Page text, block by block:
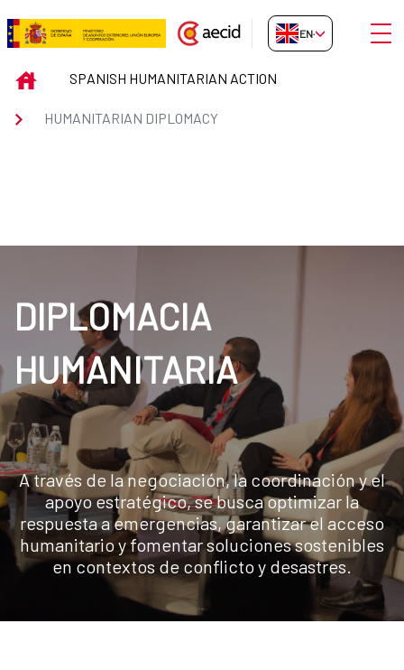
Skip to Main Content
HUMANITARIAN DIPLOMACY
EN-GB
INICIOSPANISH HUMANITARIAN ACTION
HUMANITARIAN DIPLOMACY
DIPLOMACIA
HUMANITARIA
A través de la negociación, la coordinación y el
apoyo estratégico, se busca optimizar la
respuesta a emergencias, garantizar el acceso
humanitario y fomentar soluciones sostenibles
en contextos de conflicto y desastres.